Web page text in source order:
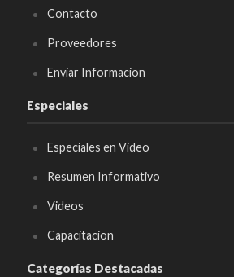
Contacto
Proveedores
Enviar Informacion
Especiales
Especiales en Video
Resumen Informativo
Videos
Capacitacion
Categorías Destacadas